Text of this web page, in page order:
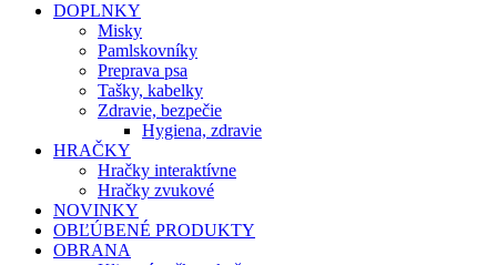
DOPLNKY
Misky
Pamlskovníky
Preprava psa
Tašky, kabelky
Zdravie, bezpečie
Hygiena, zdravie
HRAČKY
Hračky interaktívne
Hračky zvukové
NOVINKY
OBĽÚBENÉ PRODUKTY
OBRANA